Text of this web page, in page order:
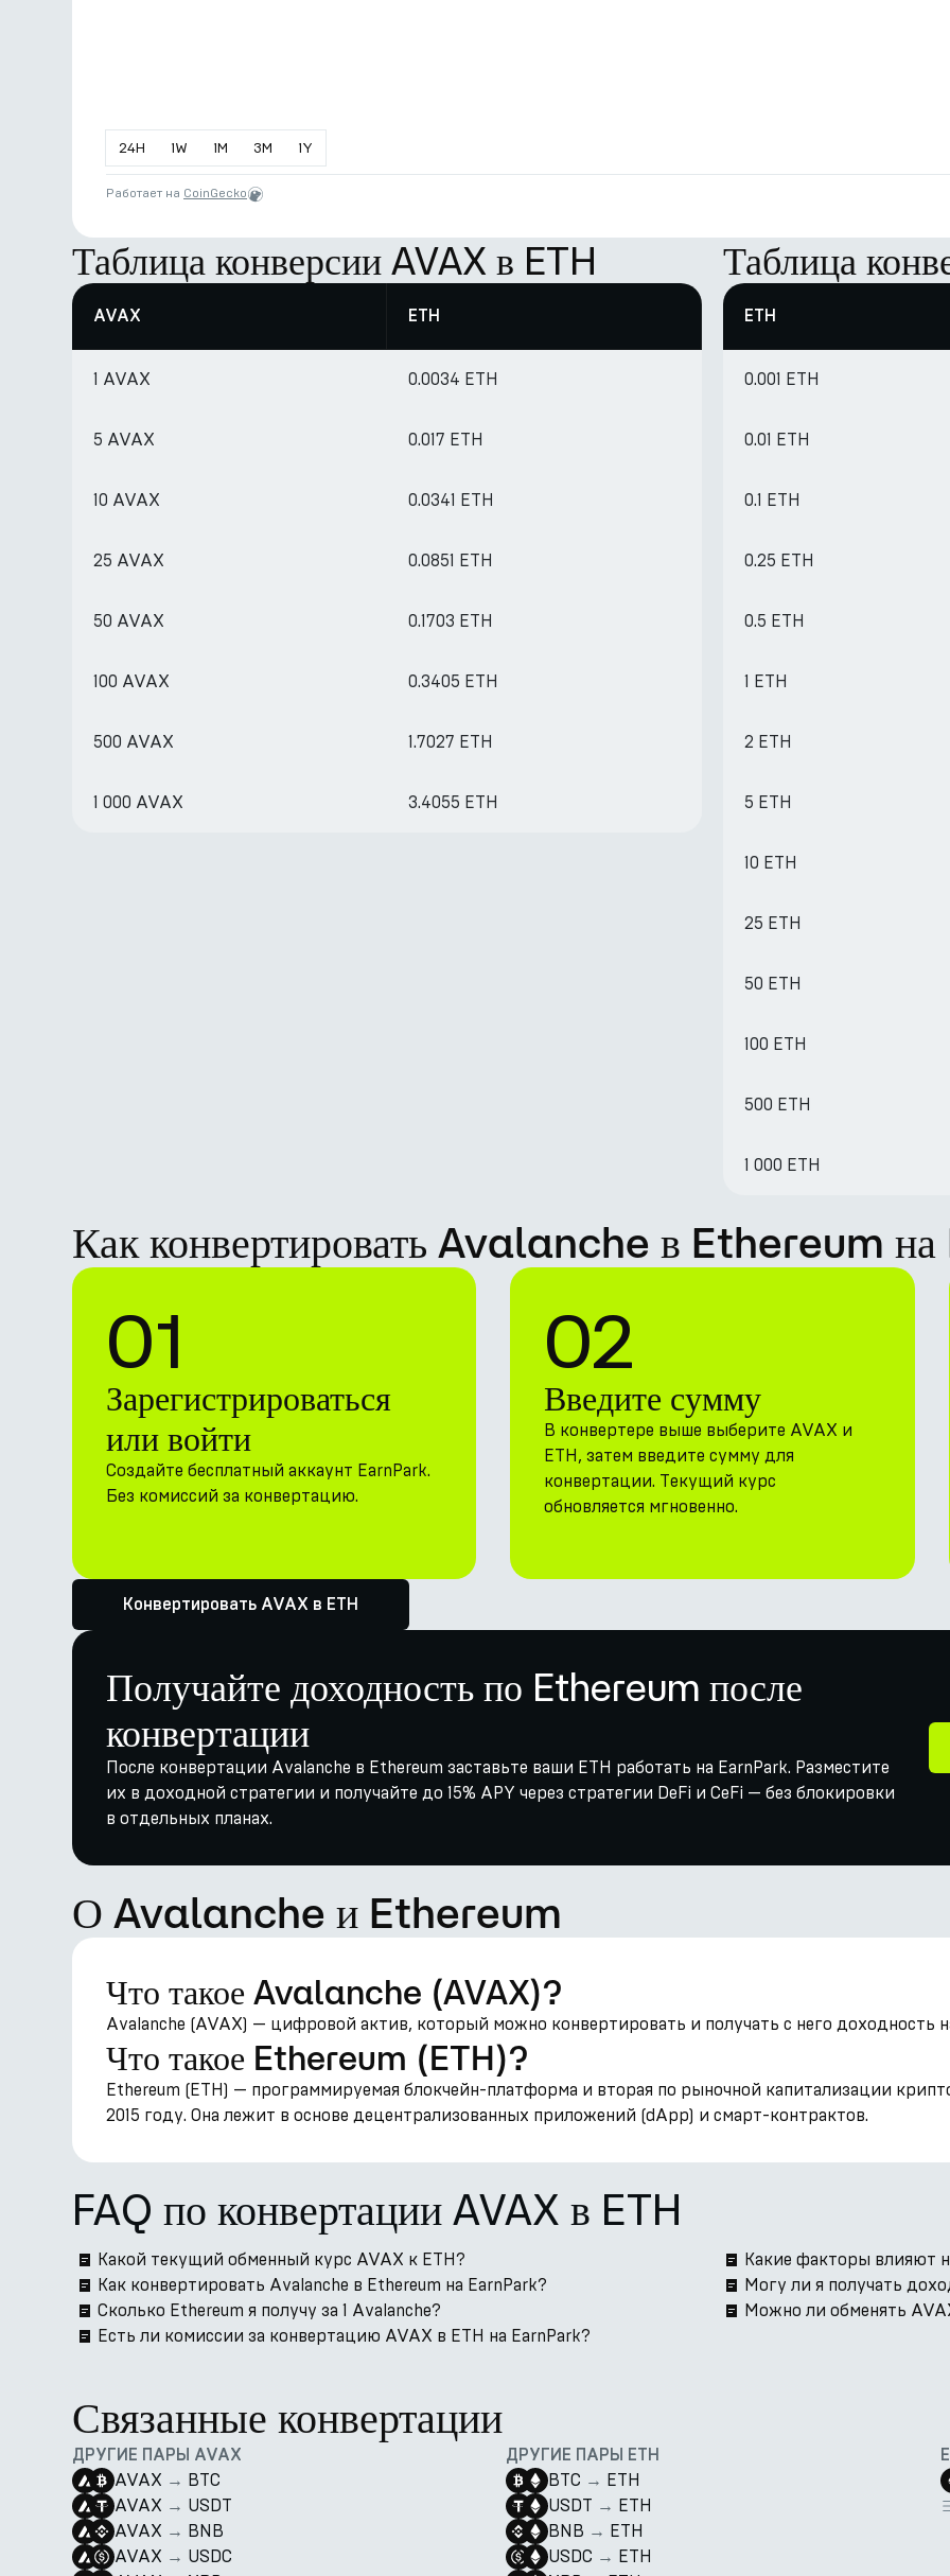
24H 1W 1M 3M 1Y
Работает на CoinGecko
Таблица конверсии AVAX в ETH
AVAX ETH
1 AVAX 0.0034 ETH
5 AVAX 0.017 ETH
10 AVAX 0.0341 ETH
25 AVAX 0.0851 ETH
50 AVAX 0.1703 ETH
100 AVAX 0.3405 ETH
500 AVAX 1.7027 ETH
1 000 AVAX 3.4055 ETH
Таблица
ETH
0.001 ETH
0.01 ETH
0.1 ETH
0.25 ETH
0.5 ETH
1 ETH
2 ETH
5 ETH
10 ETH
25 ETH
50 ETH
100 ETH
500 ETH
1 000 ETH
Как конвертировать Avalanche в Ethereum
01
Зарегистрироваться
или войти
Создайте бесплатный аккаунт EarnPark.
Без комиссий за конвертацию.
02
Введите сумму
В конвертере выше выберите AVAX и
ETH, затем введите сумму для
конвертации. Текущий курс
обновляется мгновенно.
Конвертировать AVAX в ETH
Получайте доходность по Ethereum после
конвертации
После конвертации Avalanche в Ethereum заставьте ваши ETH работать на EarnPark. Разместите
их в доходной стратегии и получайте до 15% APY через стратегии DeFi и CeFi — без блокировки
в отдельных планах.
О Avalanche и Ethereum
Что такое Avalanche (AVAX)?
Avalanche (AVAX) — цифровой актив, который можно конвертировать и получать с него доходность
Что такое Ethereum (ETH)?
Ethereum (ETH) — программируемая блокчейн-платформа и вторая по рыночной капитализации
2015 году. Она лежит в основе децентрализованных приложений (dApp) и смарт-контрактов.
FAQ по конвертации AVAX в ETH
Какой текущий обменный курс AVAX к ETH?
Как конвертировать Avalanche в Ethereum на EarnPark?
Сколько Ethereum я получу за 1 Avalanche?
Есть ли комиссии за конвертацию AVAX в ETH на EarnPark?
Какие факторы влияют
Могу ли я получать
Можно ли обменять
Связанные конвертации
ДРУГИЕ ПАРЫ AVAX
AVAX → BTC
AVAX → USDT
AVAX → BNB
AVAX → USDC
ДРУГИЕ ПАРЫ ETH
BTC → ETH
USDT → ETH
BNB → ETH
USDC → ETH